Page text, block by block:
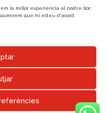
la millor experiència al nostre lloc
que hi esteu d'acord.